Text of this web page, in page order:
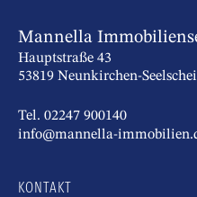
Mannella
Hauptstraße 43
53819 Neunkirchen-
Tel. 02247 900140
info@mannella-
KONTAKT